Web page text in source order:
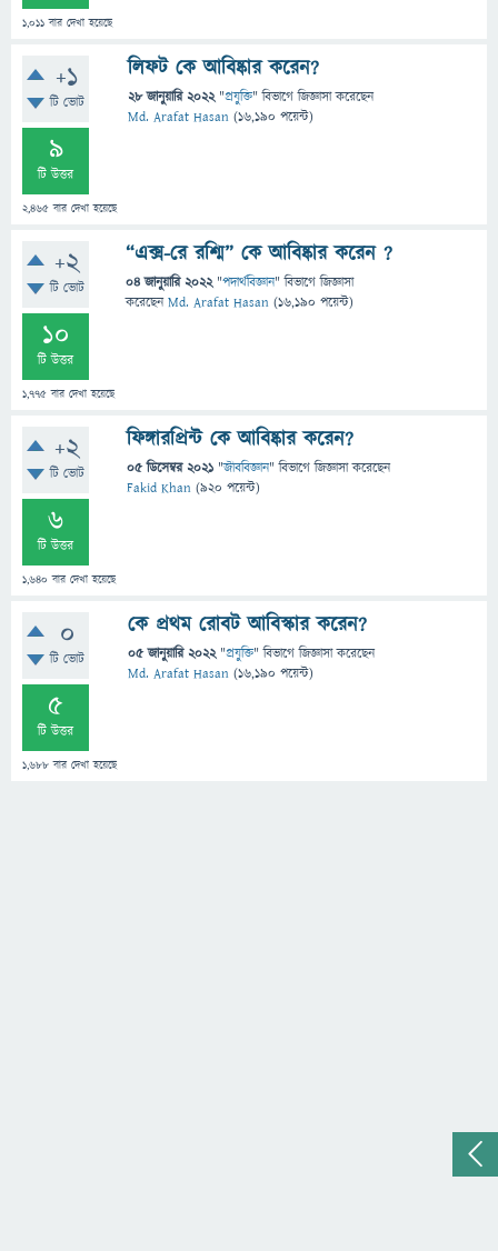
1,011 বার দেখা হয়েছে
+1
টি ভোট
9
টি উত্তর
2,465 বার দেখা হয়েছে
লিফট কে আবিষ্কার করেন?
28 জানুয়ারি 2022 "প্রযুক্তি" বিভাগে জিজ্ঞাসাকরেছেন
Md. Arafat Hasan (16,190 পয়েন্ট)
+2
টি ভোট
10
টি উত্তর
1,775 বার দেখা হয়েছে
“এক্স-রে রশ্মি” কে আবিষ্কার করেন ?
04 জানুয়ারি 2022 "পদার্থবিজ্ঞান" বিভাগে জিজ্ঞাসা
করেছেনMd. Arafat Hasan (16,190 পয়েন্ট)
+2
টি ভোট
6
টি উত্তর
1,640 বার দেখা হয়েছে
ফিঙ্গারপ্রিন্ট কে আবিষ্কার করেন?
05 ডিসেম্বর 2021 "জীববিজ্ঞান" বিভাগে জিজ্ঞাসাকরেছেন
Fakid Khan (920 পয়েন্ট)
0
টি ভোট
5
টি উত্তর
1,688 বার দেখা হয়েছে
কে প্রথম রোবট আবিস্কার করেন?
05 জানুয়ারি 2022 "প্রযুক্তি" বিভাগে জিজ্ঞাসাকরেছেন
Md. Arafat Hasan (16,190 পয়েন্ট)